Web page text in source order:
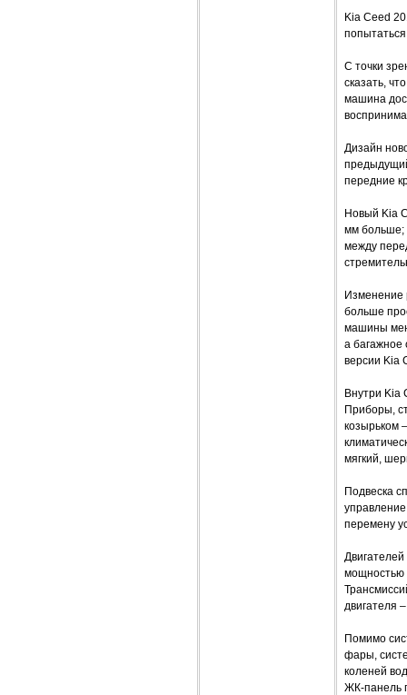
Kia Ceed
С точки
сказать,
машина
Дизайн
передние
Новый Kia
мм больше;
между
Изменение
больше
машины
а багажное
версии Kia
Внутри Kia
Приборы,
козырьком
мягкий,
Подвеска
перемену
мощностью
двигателя
Помимо
фары,
коленей
ЖК-панель